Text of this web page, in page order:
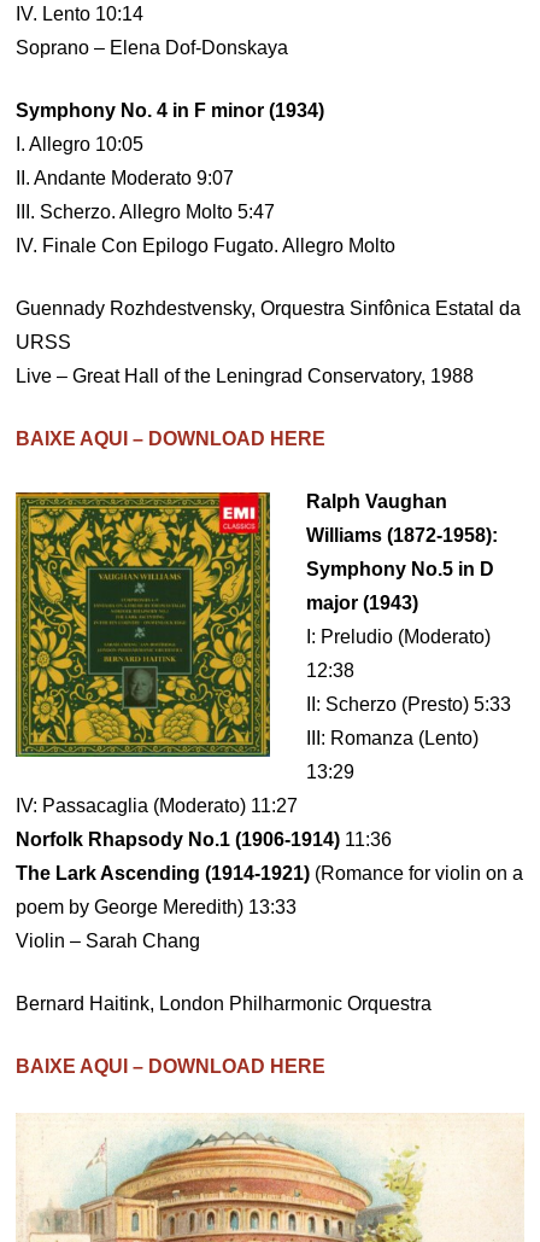
IV. Lento 10:14
Soprano – Elena Dof-Donskaya
Symphony No. 4 in F minor (1934)
I. Allegro 10:05
II. Andante Moderato 9:07
III. Scherzo. Allegro Molto 5:47
IV. Finale Con Epilogo Fugato. Allegro Molto
Guennady Rozhdestvensky, Orquestra Sinfônica Estatal da
URSS
Live – Great Hall of the Leningrad Conservatory, 1988
BAIXE AQUI – DOWNLOAD HERE
Ralph Vaughan
Williams (1872-1958):
Symphony No.5 in D
major (1943)
I: Preludio (Moderato)
12:38
II: Scherzo (Presto) 5:33
III: Romanza (Lento)
13:29
IV: Passacaglia (Moderato) 11:27
Norfolk Rhapsody No.1 (1906-1914) 11:36
The Lark Ascending (1914-1921) (Romance for violin on a
poem by George Meredith) 13:33
Violin – Sarah Chang
Bernard Haitink, London Philharmonic Orquestra
BAIXE AQUI – DOWNLOAD HERE